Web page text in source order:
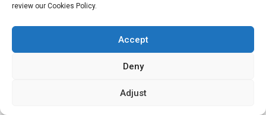
review our Cookies Policy.
Accept
Deny
Adjust